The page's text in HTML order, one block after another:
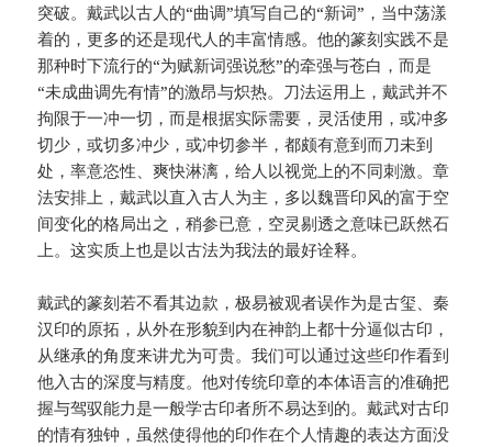
突破。戴武以古人的“曲调”填写自己的“新词”，当中荡漾
着的，更多的还是现代人的丰富情感。他的篆刻实践不是
那种时下流行的“为赋新词强说愁”的牵强与苍白，而是
“未成曲调先有情”的激昂与炽热。刀法运用上，戴武并不
拘限于一冲一切，而是根据实际需要，灵活使用，或冲多
切少，或切多冲少，或冲切参半，都颇有意到而刀未到
处，率意恣性、爽快淋漓，给人以视觉上的不同刺激。章
法安排上，戴武以直入古人为主，多以魏晋印风的富于空
间变化的格局出之，稍参已意，空灵剔透之意味已跃然石
上。这实质上也是以古法为我法的最好诠释。
戴武的篆刻若不看其边款，极易被观者误作为是古玺、秦
汉印的原拓，从外在形貌到内在神韵上都十分逼似古印，
从继承的角度来讲尤为可贵。我们可以通过这些印作看到
他入古的深度与精度。他对传统印章的本体语言的准确把
握与驾驭能力是一般学古印者所不易达到的。戴武对古印
的情有独钟，虽然使得他的印作在个人情趣的表达方面没